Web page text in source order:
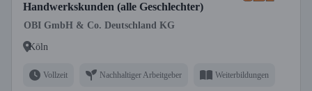
Handwerkskunden (alle Geschlechter)
OBI GmbH & Co. Deutschland KG
Köln
Vollzeit Nachhaltiger Arbeitgeber Weiterbildungen